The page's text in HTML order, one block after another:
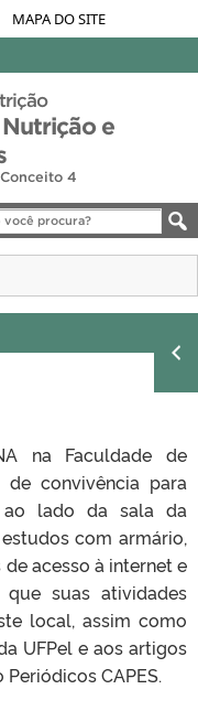
MAPA DO SITE
e
4
na Faculdade de
convivência para
ao lado da sala da
com armário,
acesso à internet e
suas atividades
local, assim como
UFPel e aos artigos
CAPES.